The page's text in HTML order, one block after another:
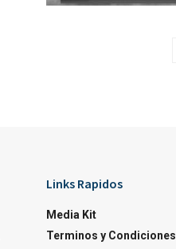
Links Rapidos
Media Kit
Terminos y Condiciones